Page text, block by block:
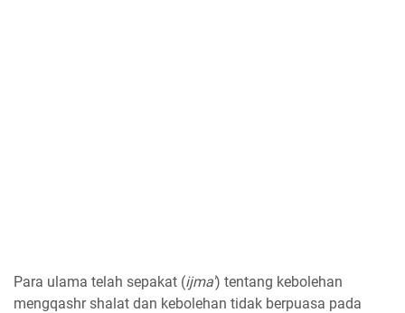
Para ulama telah sepakat (ijma') tentang kebolehan
mengqashr shalat dan kebolehan tidak berpuasa pada